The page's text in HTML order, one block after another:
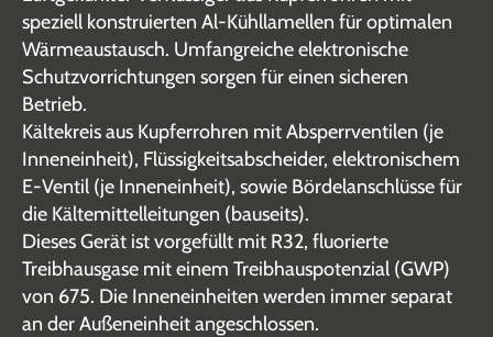
speziell konstruierten Al-Kühllamellen für optimalen
Wärmeaustausch. Umfangreiche elektronische
Schutzvorrichtungen sorgen für einen sicheren
Betrieb.
Kältekreis aus Kupferrohren mit Absperrventilen (je
Inneneinheit), Flüssigkeitsabscheider, elektronischem
E-Ventil (je Inneneinheit), sowie Bördelanschlüsse für
die Kältemittelleitungen (bauseits).
Dieses Gerät ist vorgefüllt mit R32, fluorierte
Treibhausgase mit einem Treibhauspotenzial (GWP)
von 675. Die Inneneinheiten werden immer separat
an der Außeneinheit angeschlossen.